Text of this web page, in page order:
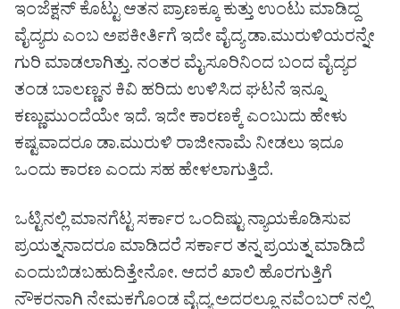
ಇಂಜೆಕ್ಷನ್ ಕೊಟ್ಟು ಆತನ ಪ್ರಾಣಕ್ಕೂ ಕುತ್ತು ಉಂಟು ಮಾಡಿದ್ದ
ವೈದ್ಯರು ಎಂಬ ಅಪಕೀರ್ತಿಗೆ ಇದೇ ವೈದ್ಯ ಡಾ.ಮುರುಳಿಯರನ್ನೇ
ಗುರಿ ಮಾಡಲಾಗಿತ್ತು. ನಂತರ ಮೈಸೂರಿನಿಂದ ಬಂದ ವೈದ್ಯರ
ತಂಡ ಬಾಲಣ್ಣನ ಕಿವಿ ಹರಿದು ಉಳಿಸಿದ ಘಟನೆ ಇನ್ನೂ
ಕಣ್ಣುಮುಂದೆಯೇ ಇದೆ. ಇದೇ ಕಾರಣಕ್ಕೆ ಎಂಬುದು ಹೇಳು
ಕಷ್ಟವಾದರೂ ಡಾ.ಮುರುಳಿ ರಾಜೀನಾಮೆ ನೀಡಲು ಇದೂ
ಒಂದು ಕಾರಣ ಎಂದು ಸಹ ಹೇಳಲಾಗುತ್ತಿದೆ.
ಒಟ್ಟಿನಲ್ಲಿ ಮಾನಗೆಟ್ಟ ಸರ್ಕಾರ ಒಂದಿಷ್ಟು ನ್ಯಾಯಕೊಡಿಸುವ
ಪ್ರಯತ್ನನಾದರೂ ಮಾಡಿದರೆ ಸರ್ಕಾರ ತನ್ನ ಪ್ರಯತ್ನ ಮಾಡಿದೆ
ಎಂದುಬಿಡಬಹುದಿತ್ತೇನೋ. ಆದರೆ ಖಾಲಿ ಹೊರಗುತ್ತಿಗೆ
ನೌಕರನಾಗಿ ನೇಮಕಗೊಂಡ ವೈದ್ಯ ಅದರಲ್ಲೂ ನವೆಂಬರ್ ನಲ್ಲಿ